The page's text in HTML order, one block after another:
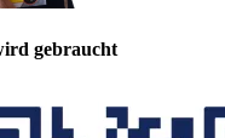
gebraucht